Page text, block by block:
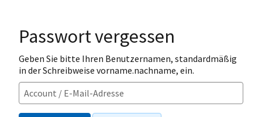
Passwort vergessen
Geben Sie bitte Ihren Benutzernamen, standardmäßig
in der Schreibweise vorname.nachname, ein.